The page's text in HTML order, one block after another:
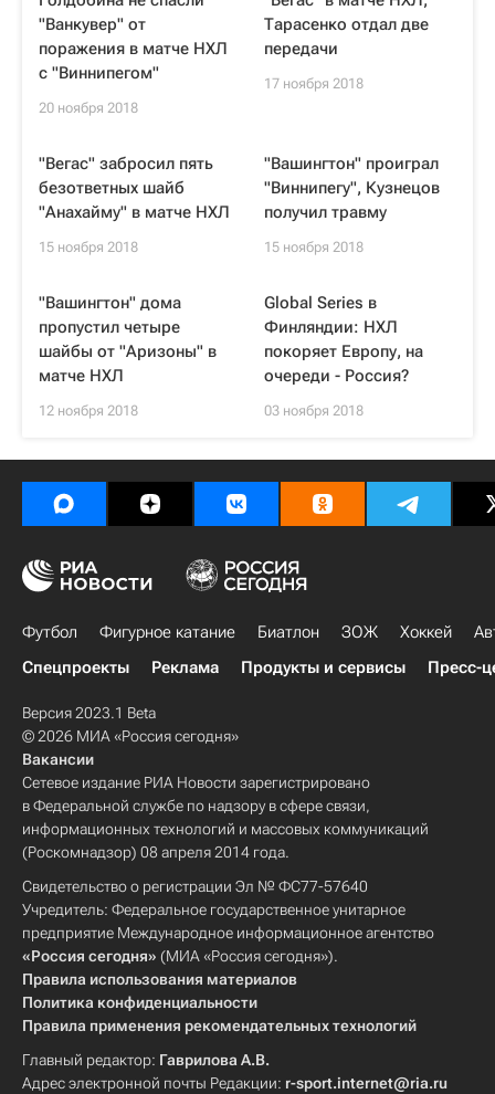
"Ванкувер" от
поражения в матче НХЛ
с "Виннипегом"
20 ноября 2018
Тарасенко отдал две
передачи
17 ноября 2018
"Вегас" забросил пять
безответных шайб
"Анахайму" в матче НХЛ
15 ноября 2018
"Вашингтон" проиграл
"Виннипегу", Кузнецов
получил травму
15 ноября 2018
"Вашингтон" дома
пропустил четыре
шайбы от "Аризоны" в
матче НХЛ
12 ноября 2018
Global Series в
Финляндии: НХЛ
покоряет Европу, на
очереди - Россия?
03 ноября 2018
Футбол Фигурное катание Биатлон ЗОЖ Хоккей
Спецпроекты
Реклама Продукты и сервисы Пресс-
Версия 2023.1 Beta
© 2026 МИА «Россия сегодня»
Вакансии
Сетевое издание РИА Новости зарегистрировано
в Федеральной службе по надзору в сфере связи,
информационных технологий и массовых коммуникаций
(Роскомнадзор) 08 апреля 2014 года.
Свидетельство о регистрации Эл № ФС77-57640
Учредитель: Федеральное государственное унитарное
предприятие Международное информационное агентство
«Россия сегодня» (МИА «Россия сегодня»).
Правила использования материалов
Политика конфиденциальности
Правила применения рекомендательных технологий
Главный редактор: Гаврилова А.В.
Адрес электронной почты Редакции: r-sport.internet@ria.ru